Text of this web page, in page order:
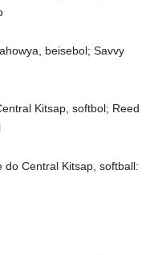
beisebol; Savvy
Kitsap, softbol; Reed
do Central Kitsap, softball: